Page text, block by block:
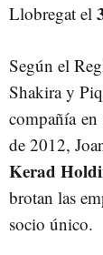
Llobregat el
Según el
Shakira y
compañía
de 2012,
Kerad
brotan las
socio único.